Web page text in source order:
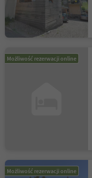
Możliwość rezerwacji online
Możliwość rezerwacji online